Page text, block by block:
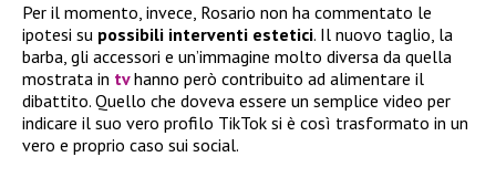
Per il momento, invece, Rosario non ha commentato le
ipotesi su possibili interventi estetici. Il nuovo taglio, la
barba, gli accessori e un’immagine molto diversa da quella
mostrata in tvhanno però contribuito ad alimentare il
dibattito. Quello che doveva essere un semplice video per
indicare il suo vero profilo TikTok si è così trasformato in un
vero e proprio caso sui social.